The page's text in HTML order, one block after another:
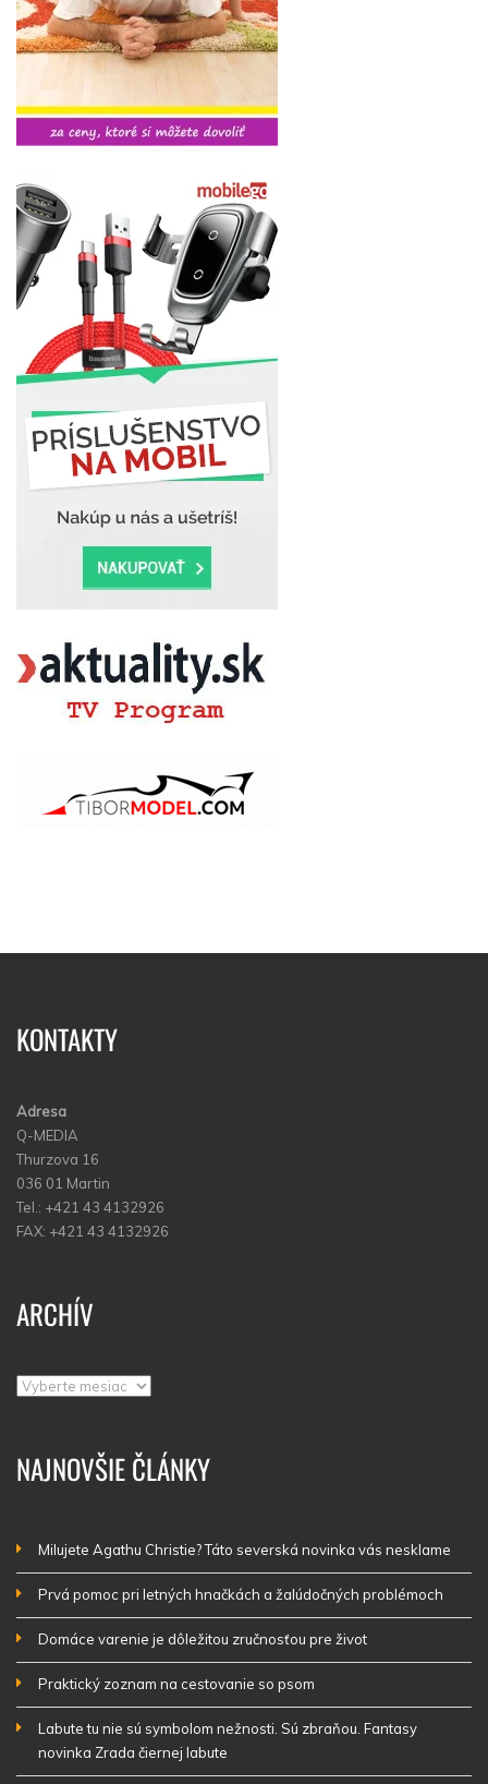
KONTAKTY
Adresa
Q-MEDIA
Thurzova 16
036 01 Martin
Tel.: +421 43 4132926
FAX: +421 43 4132926
ARCHÍV
Archív
NAJNOVŠIE ČLÁNKY
Milujete Agathu Christie? Táto severská novinka vás nesklame
Prvá pomoc pri letných hnačkách a žalúdočných problémoch
Domáce varenie je dôležitou zručnosťou pre život
Praktický zoznam na cestovanie so psom
Labute tu nie sú symbolom nežnosti. Sú zbraňou. Fantasy
novinka Zrada čiernej labute